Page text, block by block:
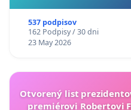
537 podpisov
162 Podpisy / 30 dni
23 May 2026
Otvorený list
premiérovi Robertovi